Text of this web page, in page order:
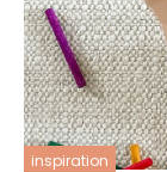
inspiration